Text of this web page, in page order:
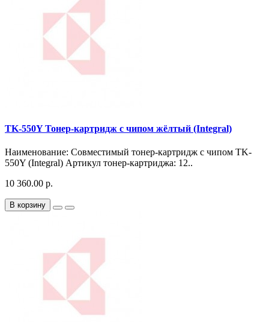
TK-550Y Тонер-картридж с чипом жёлтый (Integral)
Наименование: Совместимый тонер-картридж с чипом TK-
550Y (Integral) Артикул тонер-картриджа: 12..
10 360.00 р.
В корзину